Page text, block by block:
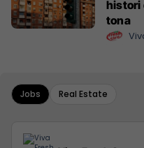
histori
tona
Jobs Real Estate